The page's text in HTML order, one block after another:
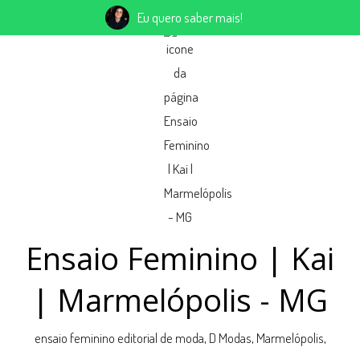
Ensaio Feminino | Kai
| Marmelópolis - MG
ensaio feminino editorial de moda, D Modas, Marmelópolis,
Eu quero saber mais!